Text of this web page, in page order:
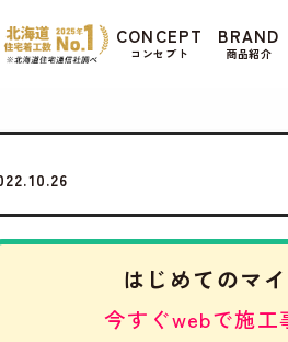
CONCEPT
コンセプト
BRAND
商品紹介
はじめてのマ
今すぐwebで施
お客様の活動を追跡しても
があ